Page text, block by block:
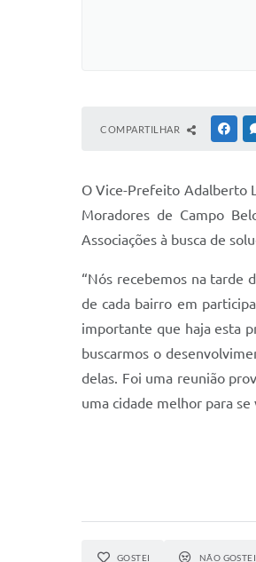
COMPARTILHAR
O Vice-Prefeito Adalberto
Moradores de Campo
Associações à busca de
“Nós recebemos na tarde
de cada bairro em
importante que haja esta
buscarmos o
delas. Foi uma reunião
uma cidade melhor para
GOSTEI NÃO GOSTEI